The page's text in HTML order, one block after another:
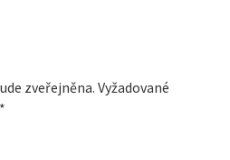
zveřejněna. Vyžadované
*